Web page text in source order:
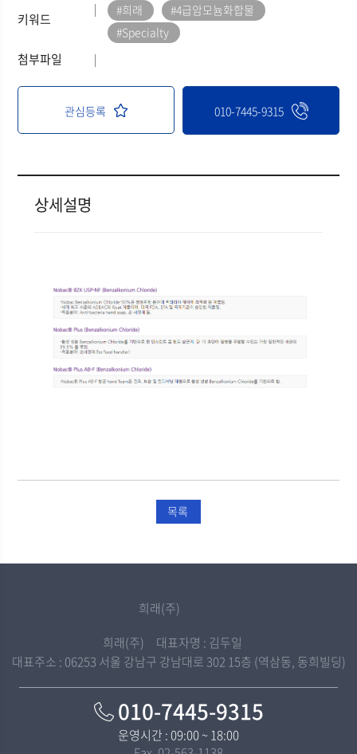
키워드
#희래
#4급암모늄화합물
#Specialty
첨부파일
관심등록 010-7445-9315
상세설명
목록
희래(주)
희래(주) 대표자명 : 김두일
대표주소 : 06253 서울 강남구 강남대로 302 15층 (역삼동, 동희빌딩)
010-7445-9315
운영시간 : 09:00 ~ 18:00